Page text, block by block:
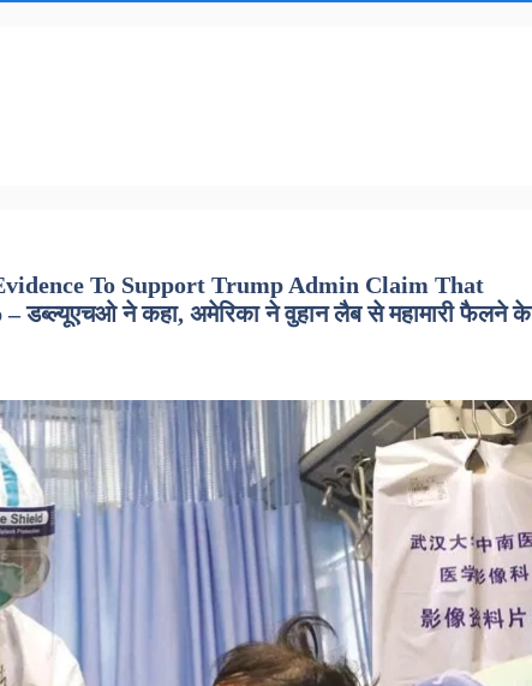
To Support Trump Admin Claim That
ने कहा, अमेरिका ने वुहान लैब से महामारी फैलने के